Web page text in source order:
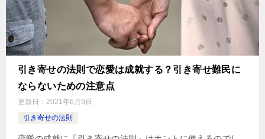
引き寄せの法則で恋愛は成就する？引き寄せ難民に
ならないための注意点
更新日： 2021年6月9日
引き寄せの法則